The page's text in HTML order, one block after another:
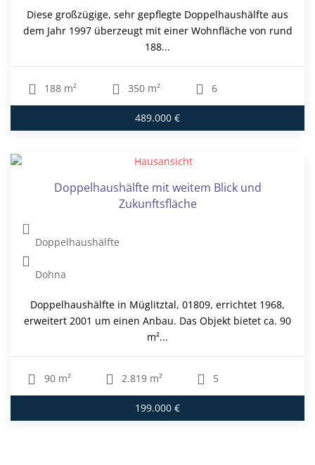
Diese großzügige, sehr gepflegte Doppelhaushälfte aus
dem Jahr 1997 überzeugt mit einer Wohnfläche von rund
188...
188 m² 350 m² 6
489.000 €
Doppelhaushälfte mit weitem Blick und
Zukunftsfläche
Doppelhaushälfte
Dohna
Doppelhaushälfte in Müglitztal, 01809, errichtet 1968,
erweitert 2001 um einen Anbau. Das Objekt bietet ca. 90
m²...
90 m² 2.819 m² 5
199.000 €